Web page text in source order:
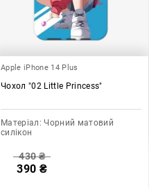
Apple iPhone 14 Plus
Чохол "02 Little Princess"
Матеріал: Чорний матовий
силікон
430₴
390 ₴